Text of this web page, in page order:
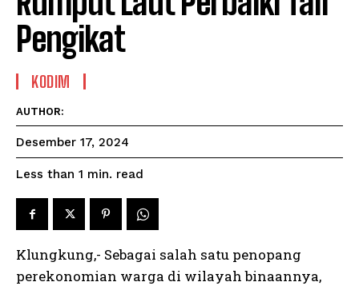
Pengikat
KODIM
AUTHOR:
Desember 17, 2024
Less than 1 min. read
Klungkung,- Sebagai salah satu penopang
perekonomian warga di wilayah binaannya,